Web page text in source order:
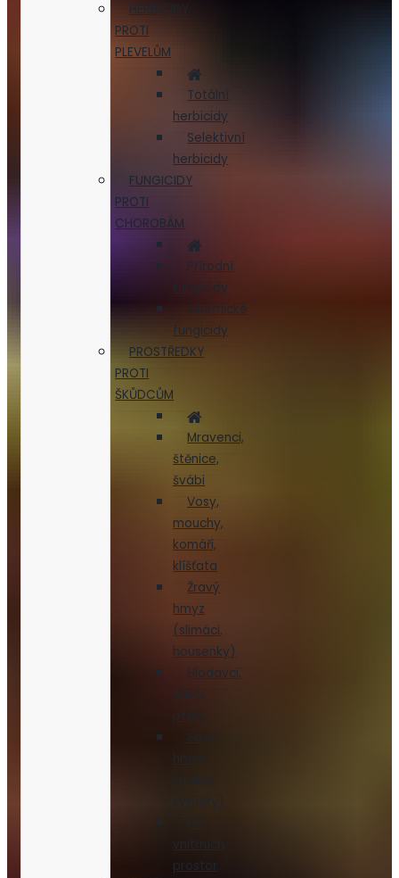
HERBICIDY
PROTI
PLEVELŮM
Totální
herbicidy
Selektivní
herbicidy
FUNGICIDY
PROTI
CHOROBÁM
Přírodní
fungicidy
Chemické
fungicidy
PROSTŘEDKY
PROTI
ŠKŮDCŮM
Mravenci,
štěnice,
švábi
Vosy,
mouchy,
komáři,
klíšťata
Žravý
hmyz
(slimáci,
housenky)
Hlodavci,
savci,
ptáci
Savý
hmyz
(mšice,
Do
vnitřních
prostor